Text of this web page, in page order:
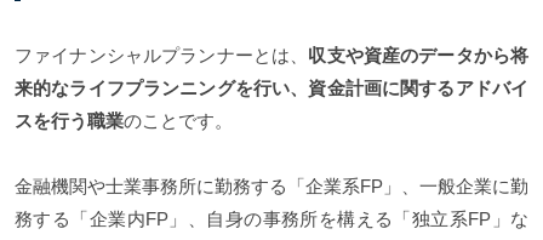
ファイナンシャルプランナーとは、 収支や資産のデータから将
来的なライフプランニングを行い、資金計画に関するアドバイ
スを行う職業のことです。
金融機関や士業事務所に勤務する「企業系FP」、一般企業に勤
務する「企業内FP」、自身の事務所を構える「独立系FP」な